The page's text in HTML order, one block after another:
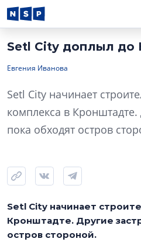
Setl City доплыл до
Евгения Иванова
Setl City начинает
комплекса в
пока обходят остров
Setl City начинает
Кронштадте. Другие
остров стороной.